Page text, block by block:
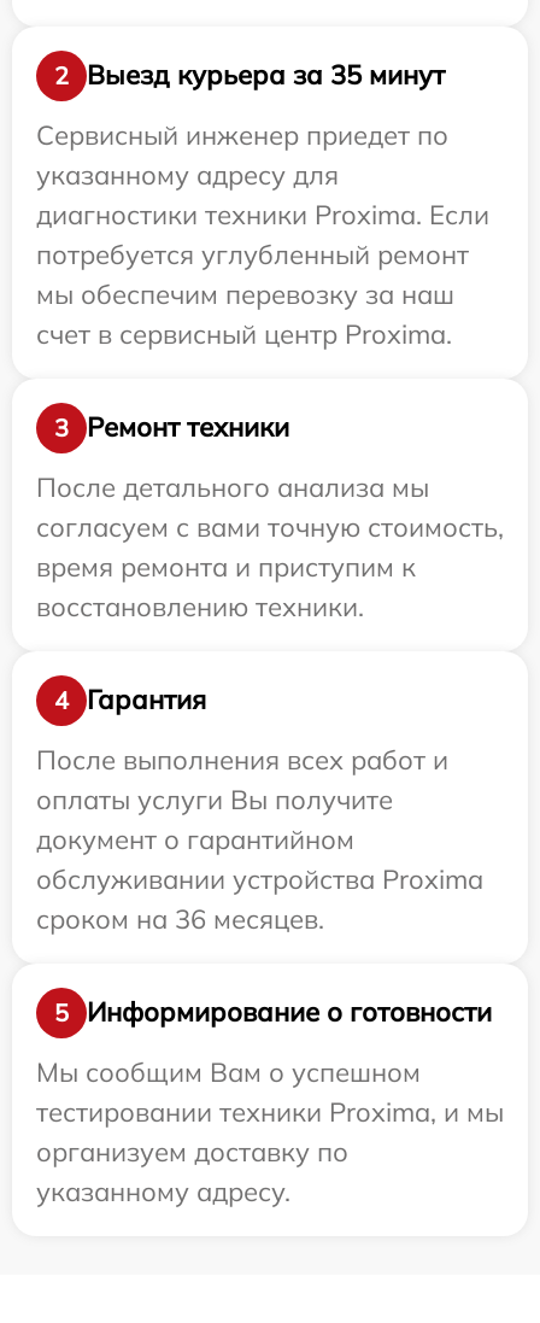
2
Выезд курьера за 35 минут
Сервисный инженер приедет по
указанному адресу для
диагностики техники Proxima. Если
потребуется углубленный ремонт
мы обеспечим перевозку за наш
счет в сервисный центр Proxima.
3
Ремонт техники
После детального анализа мы
согласуем с вами точную стоимость,
время ремонта и приступим к
восстановлению техники.
4
Гарантия
После выполнения всех работ и
оплаты услуги Вы получите
документ о гарантийном
обслуживании устройства Proxima
сроком на 36 месяцев.
5
Информирование о готовности
Мы сообщим Вам о успешном
тестировании техники Proxima, и мы
организуем доставку по
указанному адресу.